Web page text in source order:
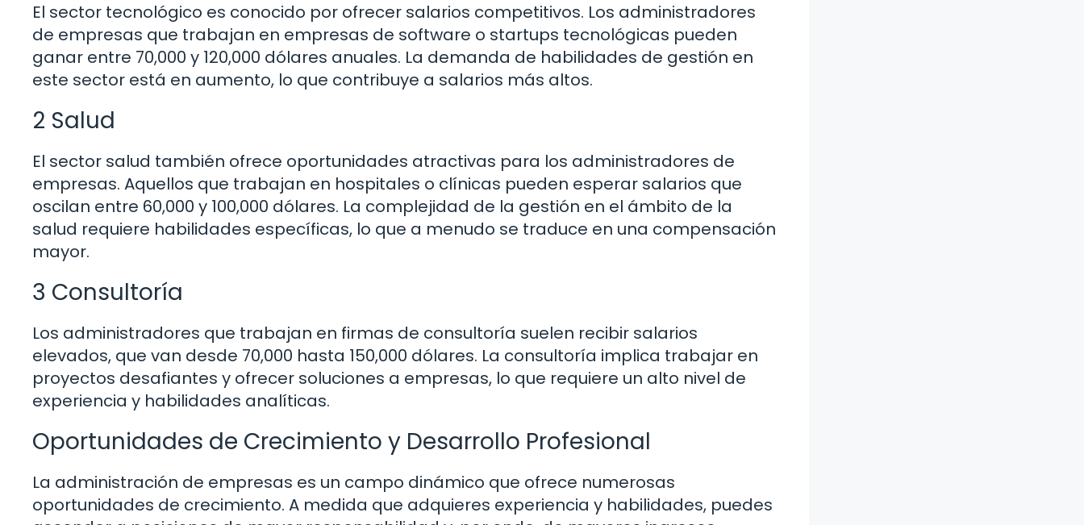
El sector tecnológico es conocido por ofrecer salarios competitivos. Los administradores
de empresas que trabajan en empresas de software o startups tecnológicas pueden
ganar entre 70,000 y 120,000 dólares anuales. La demanda de habilidades de gestión en
este sector está en aumento, lo que contribuye a salarios más altos.
2 Salud
El sector salud también ofrece oportunidades atractivas para los administradores de
empresas. Aquellos que trabajan en hospitales o clínicas pueden esperar salarios que
oscilan entre 60,000 y 100,000 dólares. La complejidad de la gestión en el ámbito de la
salud requiere habilidades específicas, lo que a menudo se traduce en una compensación
mayor.
3 Consultoría
Los administradores que trabajan en firmas de consultoría suelen recibir salarios
elevados, que van desde 70,000 hasta 150,000 dólares. La consultoría implica trabajar en
proyectos desafiantes y ofrecer soluciones a empresas, lo que requiere un alto nivel de
experiencia y habilidades analíticas.
Oportunidades de Crecimiento y Desarrollo Profesional
La administración de empresas es un campo dinámico que ofrece numerosas
oportunidades de crecimiento. A medida que adquieres experiencia y habilidades, puedes